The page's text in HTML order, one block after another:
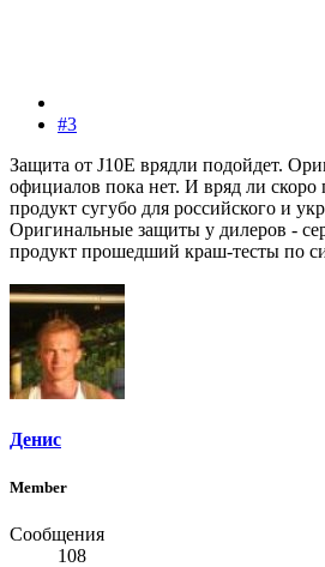
#3
Защита от J10E врядли подойдет.
официалов пока нет. И вряд ли скоро
продукт сугубо для российского и
Оригинальные защиты у дилеров -
продукт прошедший краш-тесты по
Денис
Member
Сообщения
108